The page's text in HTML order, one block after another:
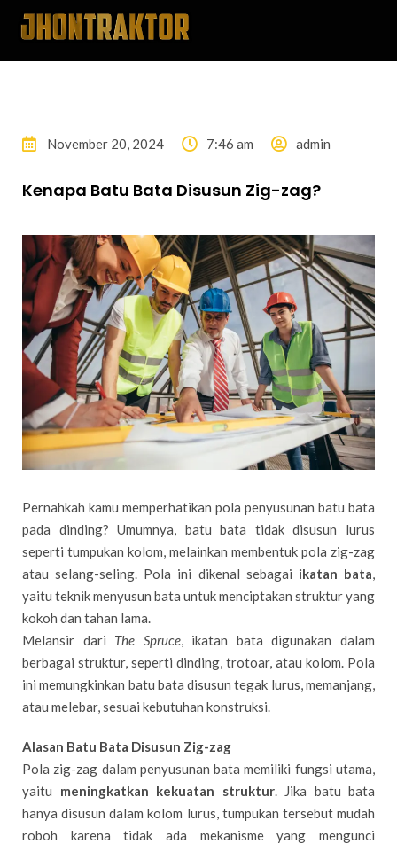
November 20, 2024 7:46 am admin
Kenapa Batu Bata Disusun Zig-zag?
Pernahkah kamu memperhatikan pola penyusunan batu bata
pada dinding? Umumnya, batu bata tidak disusun lurus
seperti tumpukan kolom, melainkan membentuk pola zig-zag
atau selang-seling. Pola ini dikenal sebagai ikatan bata,
yaitu teknik menyusun bata untuk menciptakan struktur yang
kokoh dan tahan lama.
Melansir dari The Spruce, ikatan bata digunakan dalam
berbagai struktur, seperti dinding, trotoar, atau kolom. Pola
ini memungkinkan batu bata disusun tegak lurus, memanjang,
atau melebar, sesuai kebutuhan konstruksi.
Alasan Batu Bata Disusun Zig-zag
Pola zig-zag dalam penyusunan bata memiliki fungsi utama,
yaitu meningkatkan kekuatan struktur. Jika batu bata
hanya disusun dalam kolom lurus, tumpukan tersebut mudah
roboh karena tidak ada mekanisme yang mengunci